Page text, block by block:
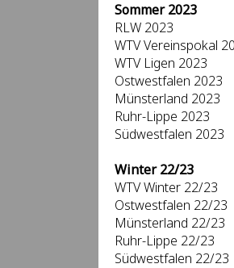
Sommer 2023
RLW 2023
WTV Vereinspokal
WTV Ligen 2023
Ostwestfalen 2023
Münsterland 2023
Ruhr-Lippe 2023
Südwestfalen 2023
Winter 22/23
WTV Winter 22/23
Ostwestfalen 22/23
Münsterland 22/23
Ruhr-Lippe 22/23
Südwestfalen 22/23